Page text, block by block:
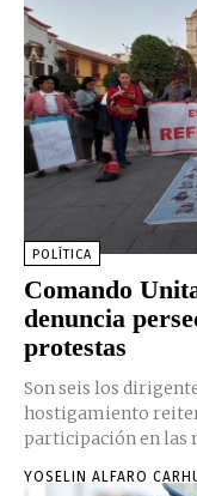
POLÍTICA
Comando
denuncia
protestas
Son seis los
hostigamiento
participación en las
YOSELIN ALFARO